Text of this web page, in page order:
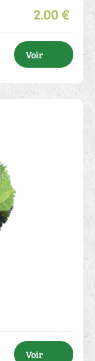
2.00 €
Voir
Voir